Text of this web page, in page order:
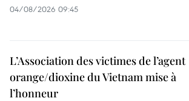
04/08/2026 09:45
L’Association des victimes de l’agent
orange/dioxine du Vietnam mise à
l’honneur